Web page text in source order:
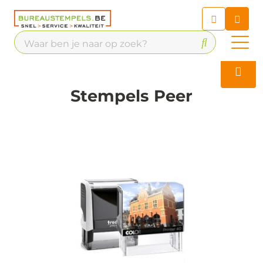
Chatbot
Chat 24/7 met onze chatbot
Stempels Peer